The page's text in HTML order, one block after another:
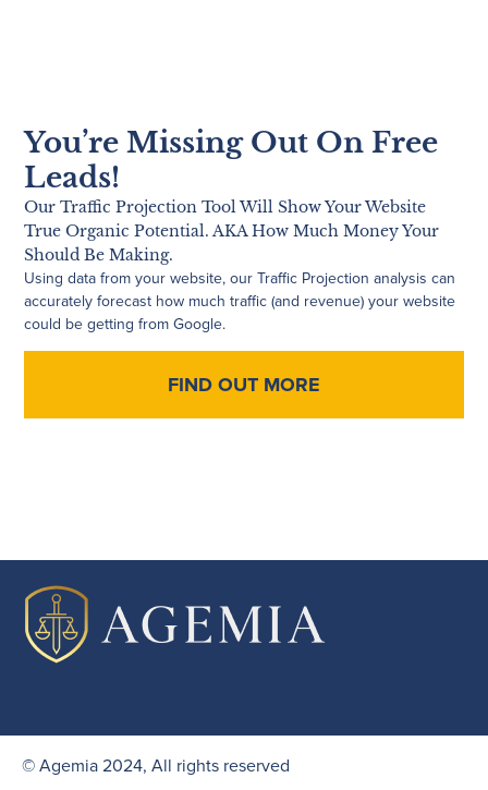
You’re Missing Out On Free
Leads!
Our Traffic Projection Tool Will Show Your Website
True Organic Potential. AKA How Much Money Your
Should Be Making.
Using data from your website, our Traffic Projection analysis can
accurately forecast how much traffic (and revenue) your website
could be getting from Google.
FIND OUT MORE
© Agemia 2024, All rights reserved